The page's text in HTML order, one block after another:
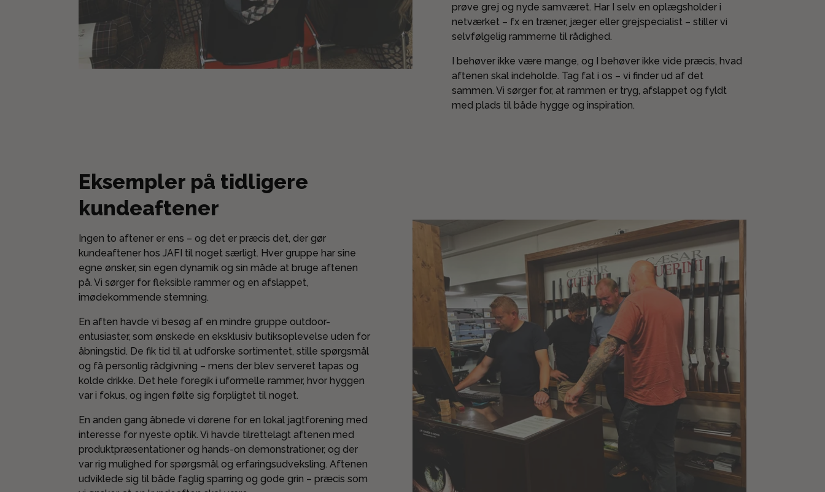
prøve grej og nyde samværet. Har I selv en oplægsholder i
netværket – fx en træner, jæger eller grejspecialist – stiller vi
selvfølgelig rammerne til rådighed.
I behøver ikke være mange, og I behøver ikke vide præcis, hvad
aftenen skal indeholde. Tag fat i os – vi finder ud af det
sammen. Vi sørger for, at rammen er tryg, afslappet og fyldt
med plads til både hygge og inspiration.
Eksempler på tidligere
kundeaftener
Ingen to aftener er ens – og det er præcis det, der gør
kundeaftener hos JAFI til noget særligt. Hver gruppe har sine
egne ønsker, sin egen dynamik og sin måde at bruge aftenen
på. Vi sørger for fleksible rammer og en afslappet,
imødekommende stemning.
En aften havde vi besøg af en mindre gruppe outdoor-
entusiaster, som ønskede en eksklusiv butiksoplevelse uden for
åbningstid. De fik tid til at udforske sortimentet, stille spørgsmål
og få personlig rådgivning – mens der blev serveret tapas og
kolde drikke. Det hele foregik i uformelle rammer, hvor hyggen
var i fokus, og ingen følte sig forpligtet til noget.
En anden gang åbnede vi dørene for en lokal jagtforening med
interesse for nyeste optik. Vi havde tilrettelagt aftenen med
produktpræsentationer og hands-on demonstrationer, og der
var rig mulighed for spørgsmål og erfaringsudveksling. Aftenen
udviklede sig til både faglig sparring og gode grin – præcis som